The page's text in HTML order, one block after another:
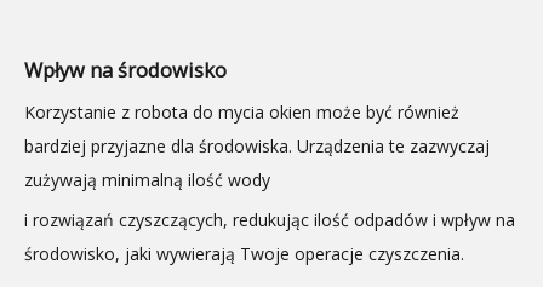
Wpływ na środowisko
Korzystanie z robota do mycia okien może być również
bardziej przyjazne dla środowiska. Urządzenia te zazwyczaj
zużywają minimalną ilość wody
i rozwiązań czyszczących, redukując ilość odpadów i wpływ na
środowisko, jaki wywierają Twoje operacje czyszczenia.